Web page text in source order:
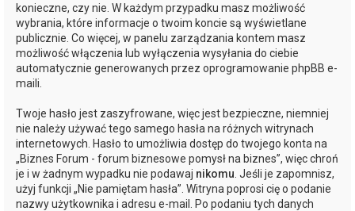
konieczne, czy nie. W każdym przypadku masz możliwość
wybrania, które informacje o twoim koncie są wyświetlane
publicznie. Co więcej, w panelu zarządzania kontem masz
możliwość włączenia lub wyłączenia wysyłania do ciebie
automatycznie generowanych przez oprogramowanie phpBB e-
maili.
Twoje hasło jest zaszyfrowane, więc jest bezpieczne, niemniej
nie należy używać tego samego hasła na różnych witrynach
internetowych. Hasło to umożliwia dostęp do twojego konta na
„Biznes Forum - forum biznesowe pomysł na biznes”, więc chroń
je i w żadnym wypadku nie podawaj nikomu . Jeśli je zapomnisz,
użyj funkcji „Nie pamiętam hasła”. Witryna poprosi cię o podanie
nazwy użytkownika i adresu e-mail. Po podaniu tych danych